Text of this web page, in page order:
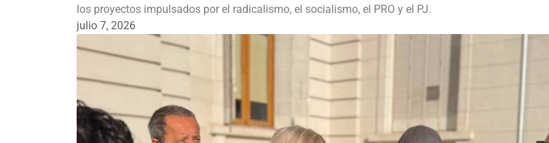
los proyectos impulsados por el radicalismo, el socialismo, el PRO y el PJ.
julio 7, 2026